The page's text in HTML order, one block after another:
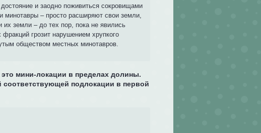
и заодно поживиться сокровищами
минотавры – просто расширяют свои земли,
земли – до тех пор, пока не явились
грозит нарушением хрупкого
обществом местных минотавров.
мини-локации в пределах долины.
подлокации в первой